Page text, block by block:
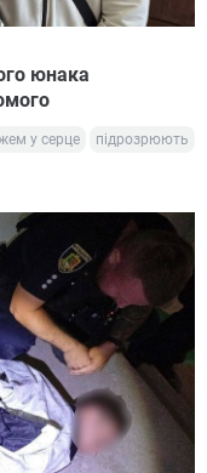
юнака
у серце
підрозрюють